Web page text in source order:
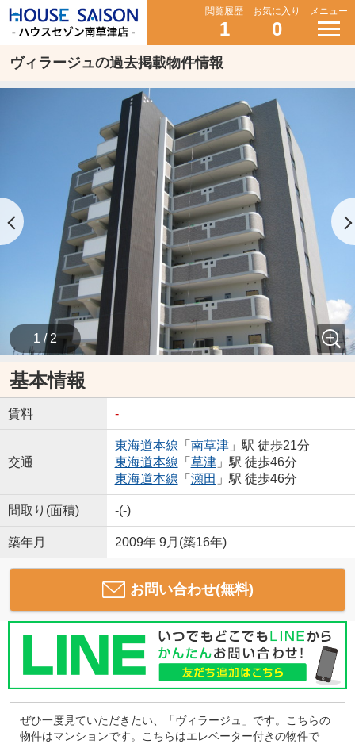
閲覧履歴
1
お気に入り
0
メニュー
ヴィラージュの過去掲載物件情報
1 / 2
基本情報
賃料 -
交通
東海道本線 「 南草津」駅 徒歩21分
東海道本線 「 草津」駅 徒歩46分
東海道本線 「 瀬田 」駅 徒歩46分
間取り(面積) -(-)
築年月 2009年 9月(築16年)
お問い合わせ(無料)
ぜひ一度見ていただきたい、「ヴィラージュ」です。こちらの
物件はマンションです。こちらはエレベーター付きの物件で